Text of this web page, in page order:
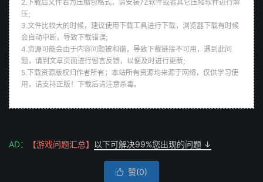
2.下载后文件若为压缩包格式，请安装7Z软件或者其它压缩软件进行解
压;
3.文件比较大的时候，建议使用下载工具进行下载，浏览器下载有时候
会自动中断，导致下载错误;
4.资源可能会由于内容问题被和谐，导致下载链接不可用，遇到此问
题，请到文章页面进行留言反馈，以便及时进行更新;
5.下载资源版权归作者所有；本站所有资源均来源于网络，仅供学习使
用，请支持正版！下载后请注意杀毒。
AD： 【游戏问题汇总】 以下可解决99%您出现的问题 ↓
 赞(0)